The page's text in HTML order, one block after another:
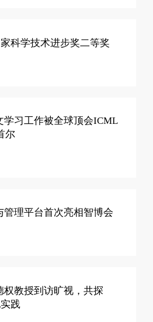
科学技术进步奖二等奖
学习工作被全球顶会ICML
尔
管理平台首次亮相智博会
权教授到访旷视，共探
践